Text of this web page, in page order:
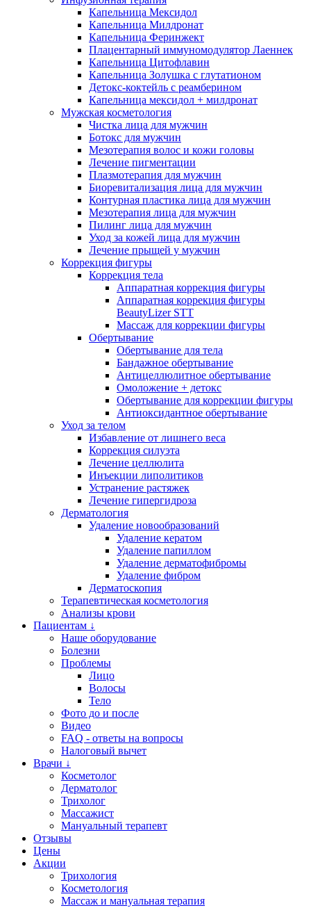
Капельница Мексидол
Капельница Милдронат
Капельница Феринжект
Плацентарный иммуномодулятор Лаеннек
Капельница Цитофлавин
Капельница Золушка с глутатионом
Детокс-коктейль с реамберином
Капельница мексидол + милдронат
Мужская косметология
Чистка лица для мужчин
Ботокс для мужчин
Мезотерапия волос и кожи головы
Лечение пигментации
Плазмотерапия для мужчин
Биоревитализация лица для мужчин
Контурная пластика лица для мужчин
Мезотерапия лица для мужчин
Пилинг лица для мужчин
Уход за кожей лица для мужчин
Лечение прыщей у мужчин
Коррекция фигуры
Коррекция тела
Аппаратная коррекция фигуры
Аппаратная коррекция фигуры
BeautyLizer STT
Массаж для коррекции фигуры
Обертывание
Обертывание для тела
Бандажное обертывание
Антицеллюлитное обертывание
Омоложение + детокс
Обертывание для коррекции фигуры
Антиоксидантное обертывание
Уход за телом
Избавление от лишнего веса
Коррекция силуэта
Лечение целлюлита
Инъекции липолитиков
Устранение растяжек
Лечение гипергидроза
Дерматология
Удаление новообразований
Удаление кератом
Удаление папиллом
Удаление дерматофибромы
Удаление фибром
Дерматоскопия
Терапевтическая косметология
Анализы крови
Пациентам ↓
Наше оборудование
Болезни
Проблемы
Лицо
Волосы
Тело
Фото до и после
Видео
FAQ - ответы на вопросы
Налоговый вычет
Врачи ↓
Косметолог
Дерматолог
Трихолог
Массажист
Мануальный терапевт
Отзывы
Цены
Акции
Трихология
Косметология
Массаж и мануальная терапия